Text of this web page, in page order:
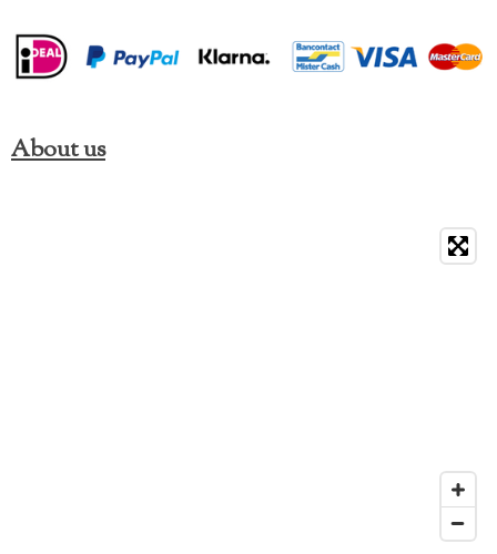
About us